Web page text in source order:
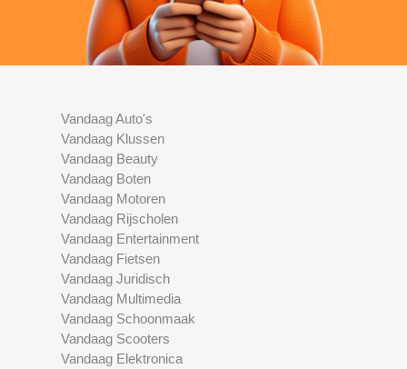
Vandaag Auto's
Vandaag Klussen
Vandaag Beauty
Vandaag Boten
Vandaag Motoren
Vandaag Rijscholen
Vandaag Entertainment
Vandaag Fietsen
Vandaag Juridisch
Vandaag Multimedia
Vandaag Schoonmaak
Vandaag Scooters
Vandaag Elektronica